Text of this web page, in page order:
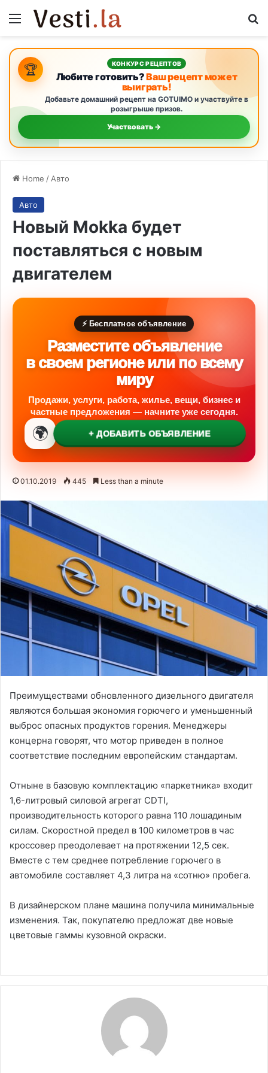
Menu
🏆 КОНКУРС РЕЦЕПТОВ
Любите готовить?Ваш рецепт может
выиграть!
Добавьте домашний рецепт на GOTUIMO и участвуйте в
розыгрыше призов.
Участвовать →
Home / Авто
Авто
Новый Mokka будет
поставляться с новым
двигателем
⚡ Бесплатное объявление
Разместите объявление
в своем регионе или по всему
миру
Продажи, услуги, работа, жилье, вещи, бизнес и
частные предложения — начните уже сегодня.
🌍 + ДОБАВИТЬ ОБЪЯВЛЕНИЕ
01.10.2019 445 Less than a minute
Преимуществами обновленного дизельного двигателя
являются большая экономия горючего и уменьшенный
выброс опасных продуктов горения. Менеджеры
концерна говорят, что мотор приведен в полное
соответствие последним европейским стандартам.
Отныне в базовую комплектацию «паркетника» входит
1,6-литровый силовой агрегат CDTI,
производительность которого равна 110 лошадиным
силам. Скоростной предел в 100 километров в час
кроссовер преодолевает на протяжении 12,5 сек.
Вместе с тем среднее потребление горючего в
автомобиле составляет 4,3 литра на «сотню» пробега.
В дизайнерском плане машина получила минимальные
изменения. Так, покупателю предложат две новые
цветовые гаммы кузовной окраски.